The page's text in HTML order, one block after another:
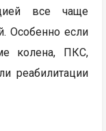
все чаще
Особенно если
колена, ПКС,
реабилитации